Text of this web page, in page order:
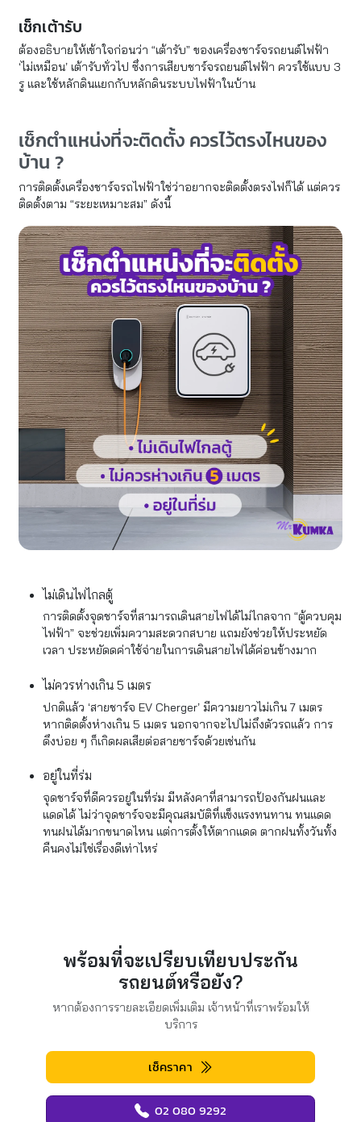
เช็กเต้ารับ
ต้องอธิบายให้เข้าใจก่อนว่า “เต้ารับ” ของเครื่องชาร์จรถยนต์ไฟฟ้า
‘ไม่เหมือน’ เต้ารับทั่วไป ซึ่งการเสียบชาร์จรถยนต์ไฟฟ้า ควรใช้แบบ 3
รู และใช้หลักดินแยกกับหลักดินระบบไฟฟ้าในบ้าน
เช็กตำแหน่งที่จะติดตั้ง ควรไว้ตรงไหนของ
บ้าน ?
การติดตั้งเครื่องชาร์จรถไฟฟ้าใช่ว่าอยากจะติดตั้งตรงไฟก็ได้ แต่ควร
ติดตั้งตาม “ระยะเหมาะสม” ดังนี้
ไม่เดินไฟไกลตู้
การติดตั้งจุดชาร์จที่สามารถเดินสายไฟได้ไม่ไกลจาก “ตู้ควบคุม
ไฟฟ้า” จะช่วยเพิ่มความสะดวกสบาย แถมยังช่วยให้ประหยัด
เวลา ประหยัดดค่าใช้จ่ายในการเดินสายไฟได้ค่อนข้างมาก
ไม่ควรห่างเกิน 5 เมตร
ปกติแล้ว ‘สายชาร์จ EV Cherger’ มีความยาวไม่เกิน 7 เมตร
หากติดตั้งห่างเกิน 5 เมตร นอกจากจะไปไม่ถึงตัวรถแล้ว การ
ดึงบ่อย ๆ ก็เกิดผลเสียต่อสายชาร์จด้วยเช่นกัน
อยู่ในที่ร่ม
จุดชาร์จที่ดีควรอยู่ในที่ร่ม มีหลังคาที่สามารถป้องกันฝนและ
แดดได้ ไม่ว่าจุดชาร์จจะมีคุณสมบัติที่แข็งแรงทนทาน ทนแดด
ทนฝนได้มากขนาดไหน แต่การตั้งให้ตากแดด ตากฝนทั้งวันทั้ง
คืนคงไม่ใช่เรื่องดีเท่าไหร่
พร้อมที่จะเปรียบเทียบประกัน
รถยนต์หรือยัง?
หากต้องการรายละเอียดเพิ่มเติม เจ้าหน้าที่เราพร้อมให้
บริการ
เช็คราคา
02 080 9292